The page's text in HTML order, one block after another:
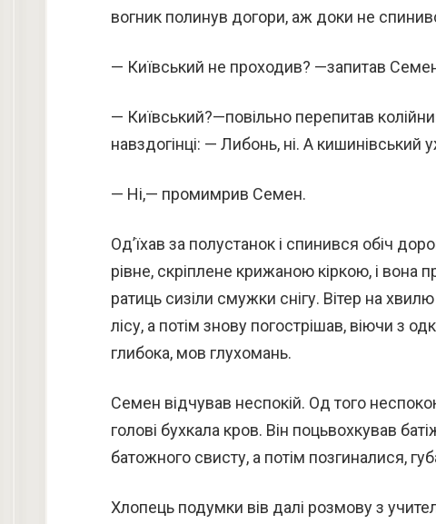
вогник полинув догори, аж доки не
— Київський не проходив? —запитав
— Київський?—повільно перепитав
навздогінці: — Либонь, ні. А кишинівський
— Ні,— промимрив Семен.
Од’їхав за полустанок і спинився обіч
рівне, скріплене крижаною кіркою, і вона
ратиць сизіли смужки снігу. Вітер на
лісу, а потім знову погострішав, віючи з
глибока, мов глухомань.
Семен відчував неспокій. Од того
голові бухкала кров. Він поцьвохкував
батожного свисту, а потім позгиналися,
Хлопець подумки вів далі розмову з